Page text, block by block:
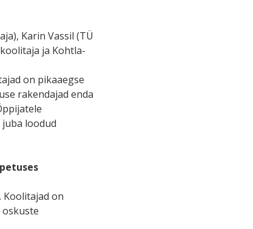
Karin Vassil (TÜ
ja Kohtla-
on pikaaegse
rakendajad enda
loodud
on